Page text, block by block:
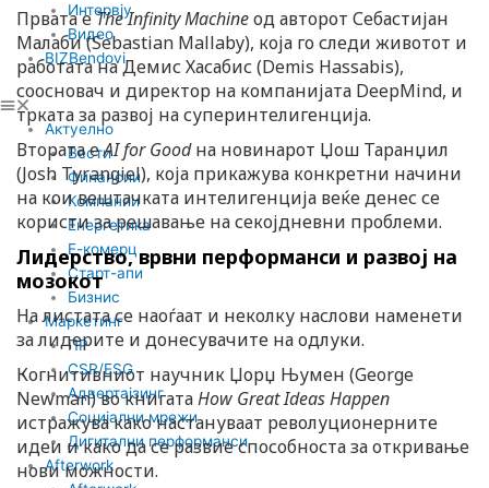
Интервју
Видео
BIZBendovi
Актуелно
Вести
Финансии
Компании
Енергетика
Е-комерц
Старт-апи
Бизнис
Маркетинг
ПР
CSR/ESG
Адвертајзинг
Социјални мрежи
Дигитални перформанси
Afterwork
Првата еThe Infinity Machineод авторот Себастијан
Малаби (Sebastian Mallaby), која го следи животот и
работата на Демис Хасабис (Demis Hassabis),
соосновач и директор на компанијата DeepMind, и
трката за развој на суперинтелигенција.
Втората еAI for Goodна новинарот Џош Таранџил
(Josh Tyrangiel), која прикажува конкретни начини
на кои вештачката интелигенција веќе денес се
користи за решавање на секојдневни проблеми.
Лидерство, врвни перформанси и развој на
мозокот
На листата се наоѓаат и неколку наслови наменети
за лидерите и донесувачите на одлуки.
Когнитивниот научник Џорџ Њумен (George
Newman) во книгатаHow Great Ideas Happen
истражува како настануваат револуционерните
идеи и како да се развие способноста за откривање
нови можности.